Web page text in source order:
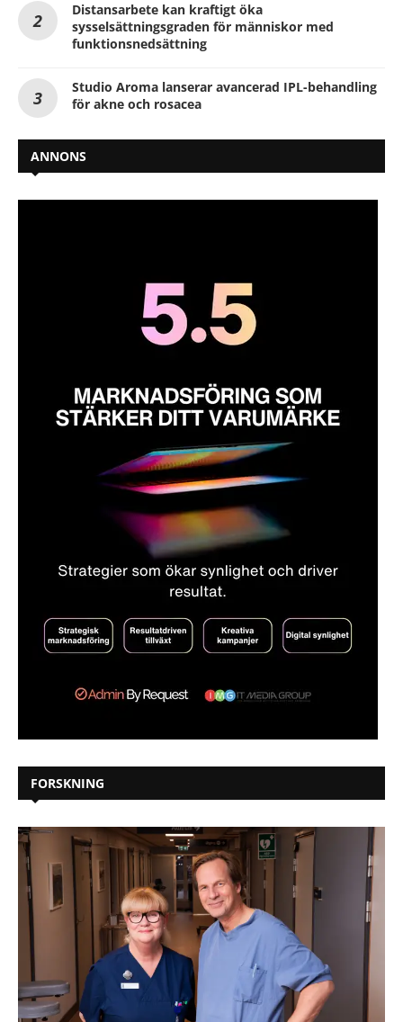
Distansarbete kan kraftigt öka
sysselsättningsgraden för människor med
funktionsnedsättning
Studio Aroma lanserar avancerad IPL-behandling
för akne och rosacea
ANNONS
FORSKNING